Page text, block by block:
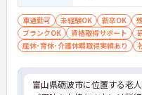
車通勤可 未経験OK 新卒OK
ブランクOK
資格取得サポート
産休･育休･介護休暇取得実績あり
富山県砺波市に位置する老人